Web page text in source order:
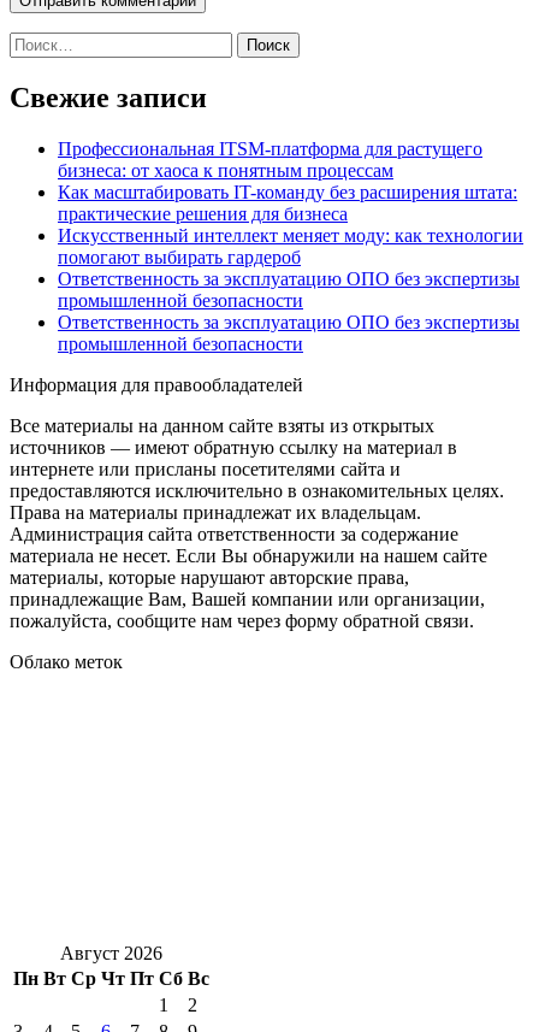
Найти:
Свежие записи
Профессиональная ITSM-платформа для растущего
бизнеса: от хаоса к понятным процессам
Как масштабировать IT-команду без расширения штата:
практические решения для бизнеса
Искусственный интеллект меняет моду: как технологии
помогают выбирать гардероб
Ответственность за эксплуатацию ОПО без экспертизы
промышленной безопасности
Ответственность за эксплуатацию ОПО без экспертизы
промышленной безопасности
Информация для правообладателей
Все материалы на данном сайте взяты из открытых
источников — имеют обратную ссылку на материал в
интернете или присланы посетителями сайта и
предоставляются исключительно в ознакомительных целях.
Права на материалы принадлежат их владельцам.
Администрация сайта ответственности за содержание
материала не несет. Если Вы обнаружили на нашем сайте
материалы, которые нарушают авторские права,
принадлежащие Вам, Вашей компании или организации,
пожалуйста, сообщите нам через форму обратной связи.
Облако меток
Август 2026
Пн Вт Ср Чт Пт Сб Вс
1
2